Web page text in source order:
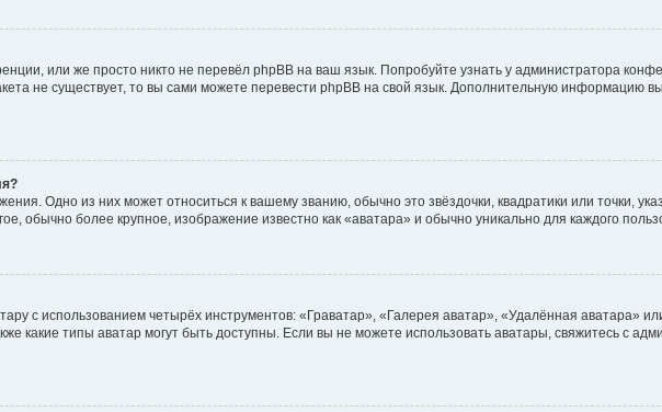
или же просто никто не перевёл phpBB на ваш язык. Попробуйте узнать у администратора
не существует, то вы сами можете перевести phpBB на свой язык. Дополнительную информацию
Одно из них может относиться к вашему званию, обычно это звёздочки, квадратики или точки,
обычно более крупное, изображение известно как «аватара» и обычно уникально для каждого
с использованием четырёх инструментов: «Граватар», «Галерея аватар», «Удалённая аватара»
какие типы аватар могут быть доступны. Если вы не можете использовать аватары, свяжитесь с